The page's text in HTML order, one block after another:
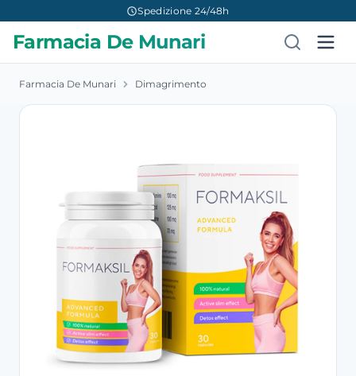
Spedizione 24/48h
Farmacia De Munari
Farmacia De Munari Dimagrimento